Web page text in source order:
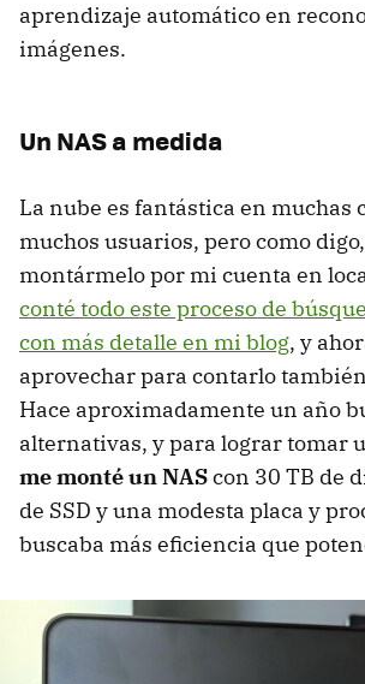
aprendizaje automático en
imágenes.
Un NAS a medida
La nube es fantástica en muchas
muchos usuarios, pero como
montármelo por mi cuenta en
conté todo este proceso de
con más detalle en mi blog, y
aprovechar para contarlo
Hace aproximadamente un año
alternativas, y para lograr tomar
me monté un NAScon 30 TB de
de SSD y una modesta placa y
buscaba más eficiencia que